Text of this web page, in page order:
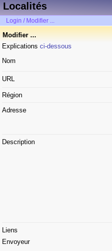
Localités
Login / Modifier ...
Modifier ...
Explications ci-dessous
Nom
URL
Région
Adresse
Description
Liens
Envoyeur